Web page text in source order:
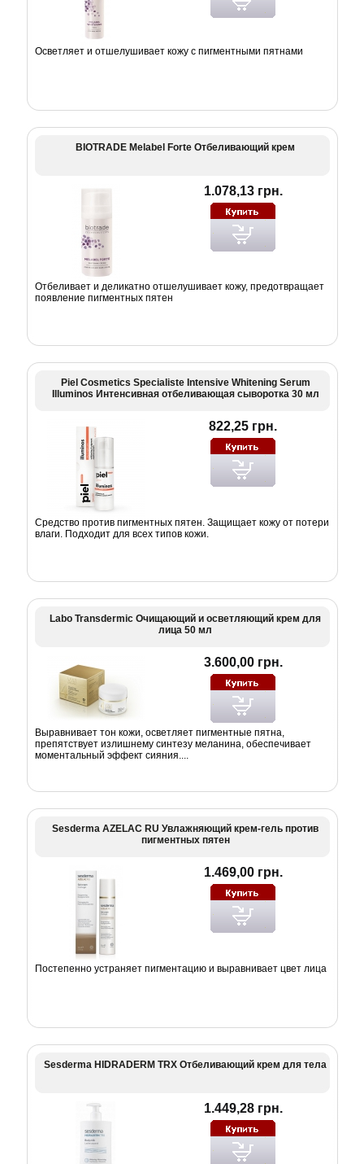
Осветляет и отшелушивает кожу с пигментными пятнами
BIOTRADE Melabel Forte Отбеливающий крем
1.078,13 грн.
Отбеливает и деликатно отшелушивает кожу, предотвращает
появление пигментных пятен
Piel Cosmetics Specialiste Intensive Whitening Serum
Illuminos Интенсивная отбеливающая сыворотка 30 мл
822,25 грн.
Средство против пигментных пятен. Защищает кожу от потери
влаги. Подходит для всех типов кожи.
Labo Transdermic Очищающий и осветляющий крем для
лица 50 мл
3.600,00 грн.
Выравнивает тон кожи, осветляет пигментные пятна,
препятствует излишнему синтезу меланина, обеспечивает
моментальный эффект сияния....
Sesderma AZELAC RU Увлажняющий крем-гель против
пигментных пятен
1.469,00 грн.
Постепенно устраняет пигментацию и выравнивает цвет лица
Sesderma HIDRADERM TRX Отбеливающий крем для тела
1.449,28 грн.